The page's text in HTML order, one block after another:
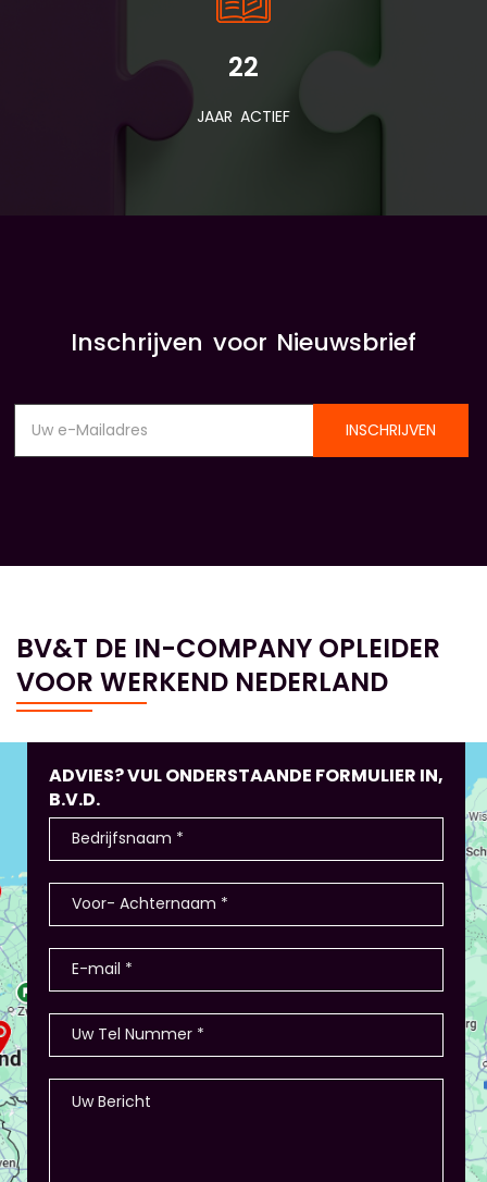
22
JAAR ACTIEF
Inschrijven voor Nieuwsbrief
INSCHRIJVEN
BV&T DE IN-COMPANY OPLEIDER
VOOR WERKEND NEDERLAND
ADVIES? VUL ONDERSTAANDE FORMULIER IN,
B.V.D.